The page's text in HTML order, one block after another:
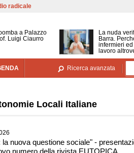
al contenuto principale
radicale
a Palazzo
Luigi Ciaurro
La nuda
Barra.
infermieri
lavoro
Ricerca avanzata
Locali Italiane
la nuova questione sociale" -
numero della rivista EUTOPICA